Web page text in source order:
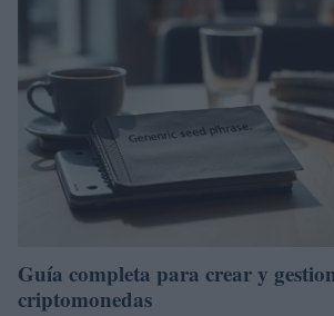
Guía completa para crear y
criptomonedas